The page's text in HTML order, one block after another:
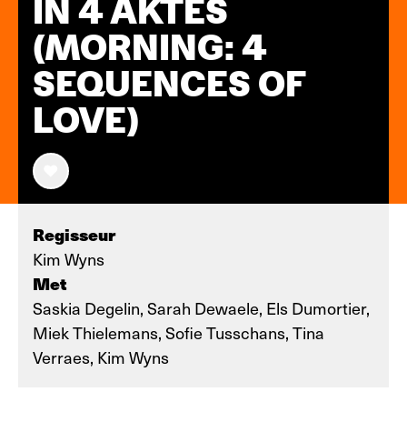
IN 4 AKTES
(MORNING: 4
SEQUENCES OF
LOVE)
Regisseur
Kim Wyns
Met
Saskia Degelin, Sarah Dewaele, Els Dumortier,
Miek Thielemans, Sofie Tusschans, Tina
Verraes, Kim Wyns